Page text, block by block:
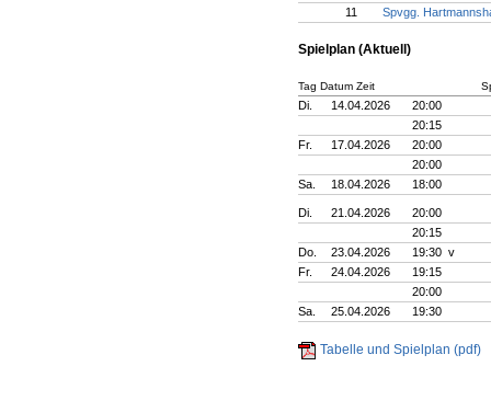
11
Spvgg.
Spielplan (Aktuell)
Tag Datum Zeit
Di. 14.04.2026
20:00
20:15
Fr.
17.04.2026
20:00
20:00
Sa.
18.04.2026 18:00
Di. 21.04.2026
20:00
20:15
Do.
23.04.2026
19:30 v
Fr.
24.04.2026
19:15
20:00
Sa.
25.04.2026 19:30
Tabelle und Spielplan (pdf)